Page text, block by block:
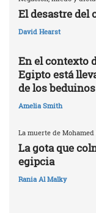
El desastre del
David Hearst
En el contexto
Egipto está
de los
Amelia Smith
La muerte de
La gota que
egipcia
Rania Al Malky